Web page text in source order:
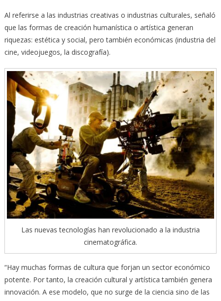
Al referirse a las industrias creativas o industrias culturales, señaló
que las formas de creación humanística o artística generan
riquezas: estética y social, pero también económicas (industria del
cine, videojuegos, la discografía).
Las nuevas tecnologías han revolucionado a la industria
cinematográfica.
“Hay muchas formas de cultura que forjan un sector económico
potente. Por tanto, la creación cultural y artística también genera
innovación. A ese modelo, que no surge de la ciencia sino de las